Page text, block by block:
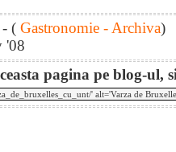
- ( Gastronomie - Archiva)
'08
pagina pe blog-ul,